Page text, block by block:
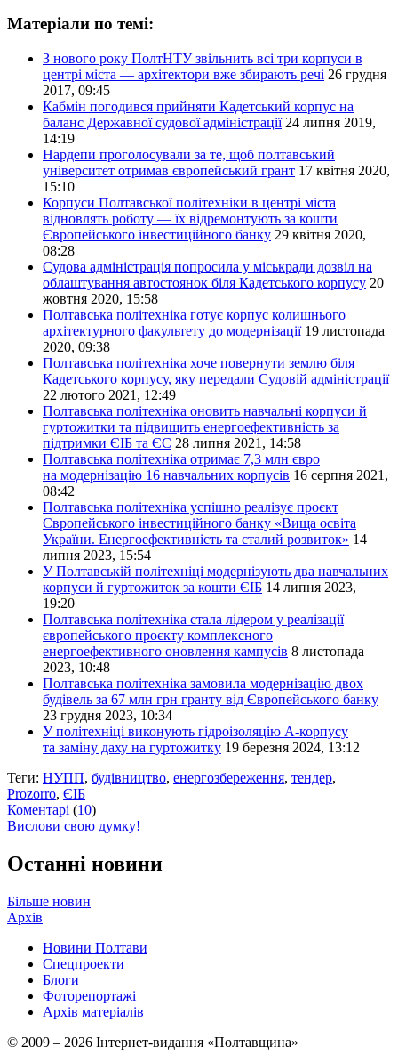
Матеріали по темі:
З нового року ПолтНТУ звільнить всі три корпуси в
центрі міста — архітектори вже збирають речі 26 грудня
2017, 09:45
Кабмін погодився прийняти Кадетський корпус на
баланс Державної судової адміністрації 24 липня 2019,
14:19
Нардепи проголосували за те, щоб полтавський
університет отримав європейський грант 17 квітня 2020,
15:10
Корпуси Полтавської політехніки в центрі міста
відновлять роботу — їх відремонтують за кошти
Європейського інвестиційного банку 29 квітня 2020,
08:28
Судова адміністрація попросила у міськради дозвіл на
облаштування автостоянок біля Кадетського корпусу 20
жовтня 2020, 15:58
Полтавська політехніка готує корпус колишнього
архітектурного факультету до модернізації 19 листопада
2020, 09:38
Полтавська політехніка хоче повернути землю біля
Кадетського корпусу, яку передали Судовій адміністрації
22 лютого 2021, 12:49
Полтавська політехніка оновить навчальні корпуси й
гуртожитки та підвищить енергоефективність за
підтримки ЄІБ та ЄС 28 липня 2021, 14:58
Полтавська політехніка отримає 7,3 млн євро
на модернізацію 16 навчальних корпусів 16 серпня 2021,
08:42
Полтавська політехніка успішно реалізує проєкт
Європейського інвестиційного банку «Вища освіта
України. Енергоефективність та сталий розвиток» 14
липня 2023, 15:54
У Полтавській політехніці модернізують два навчальних
корпуси й гуртожиток за кошти ЄІБ 14 липня 2023,
19:20
Полтавська політехніка стала лідером у реалізації
європейського проєкту комплексного
енергоефективного оновлення кампусів 8 листопада
2023, 10:48
Полтавська політехніка замовила модернізацію двох
будівель за 67 млн грн гранту від Європейського банку
23 грудня 2023, 10:34
У політехніці виконують гідроізоляцію А-корпусу
та заміну даху на гуртожитку 19 березня 2024, 13:12
Теги: НУПП, будівництво, енергозбереження, тендер,
Prozorro, ЄІБ
Коментарі (10)
Вислови свою думку!
Останні новини
Більше новин
Архів
Новини Полтави
Спецпроекти
Блоги
Фоторепортажі
Архів матеріалів
© 2009 – 2026 Інтернет-видання «Полтавщина»